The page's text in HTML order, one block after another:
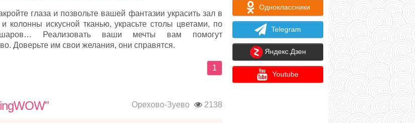
глаза и позвольте вашей фантазии украсить зал в
колонны искусной тканью, украсьте столы цветами, по
Реализовать ваши мечты вам помогут
Доверьте им свои желания, они справятся.
1
Орехово-Зуево 2138
Одноклассники
Telegram
Яндекс.Дзен
Youtube